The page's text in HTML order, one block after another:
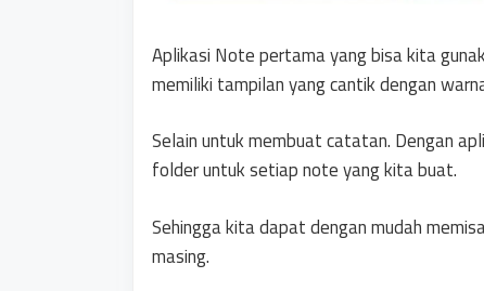
Aplikasi Note pertama yang bisa kita
memiliki tampilan yang cantik dengan
Selain untuk membuat catatan. Dengan
folder untuk setiap note yang kita buat.
Sehingga kita dapat dengan mudah
masing.